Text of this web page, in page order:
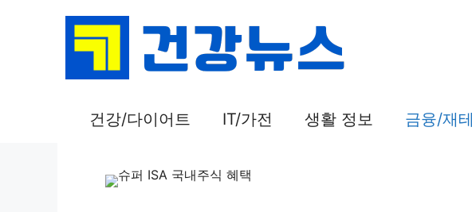
건강/다이어트 IT/가전 생활 정보 금융/재